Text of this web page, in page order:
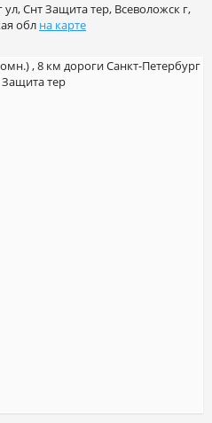
ул,Снт Защита тер, Всеволожск г,
обл на карте